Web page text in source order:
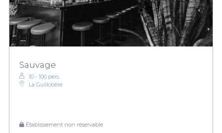
Sauvage
10 - 100 pers.
La Guillotière
Établissement non réservable